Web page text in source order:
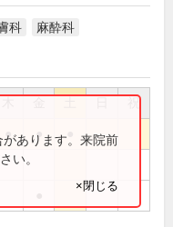
科 麻酔科
祝
● ●
あります。来院前
い。
×閉じる